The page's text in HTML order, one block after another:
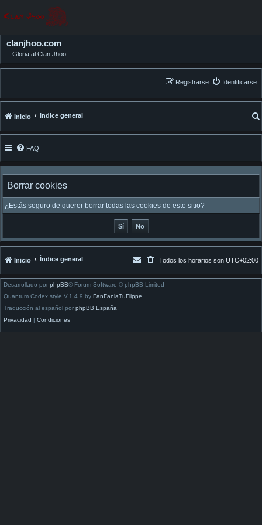
clanjhoo.com
Gloria al Clan Jhoo
Identificarse
Registrarse
Inicio Índice general
FAQ
Borrar cookies
¿Estás seguro de querer borrar todas las cookies de este sitio?
Inicio Índice general Todos los horarios son UTC+02:00
Desarrollado por phpBB® Forum Software © phpBB Limited
Quantum Codex style V.1.4.9 by FanFanlaTuFlippe
Traducción al español por phpBB España
Privacidad
Condiciones